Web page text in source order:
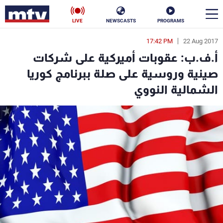
PROGRAMS
NEWSCASTS
LIVE
22 Aug 2017
17:42 PM
أ.ف.ب: عقوبات أميركية على شركات
صينية وروسية على صلة ببرنامج كوريا
الشمالية النووي
en
الأخبار
سياسة
إقتصاد فن
منوعات
كأس العالم
البرامج
جدول البرامج